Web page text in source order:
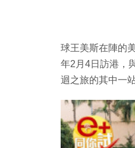
球王美斯在陣的
年2月4日訪港，
迴之旅的其中一